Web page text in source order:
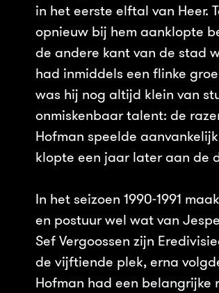
in het eerste elftal van Heer.
opnieuw bij hem aanklopte
de andere kant van de stad
had inmiddels een flinke
was hij nog altijd klein van
onmiskenbaar talent: de
Hofman speelde
klopte een jaar later aan de
In het seizoen 1990-1991
en postuur wel wat van
Sef Vergoossen zijn
de vijftiende plek, erna
Hofman had een belangrijke